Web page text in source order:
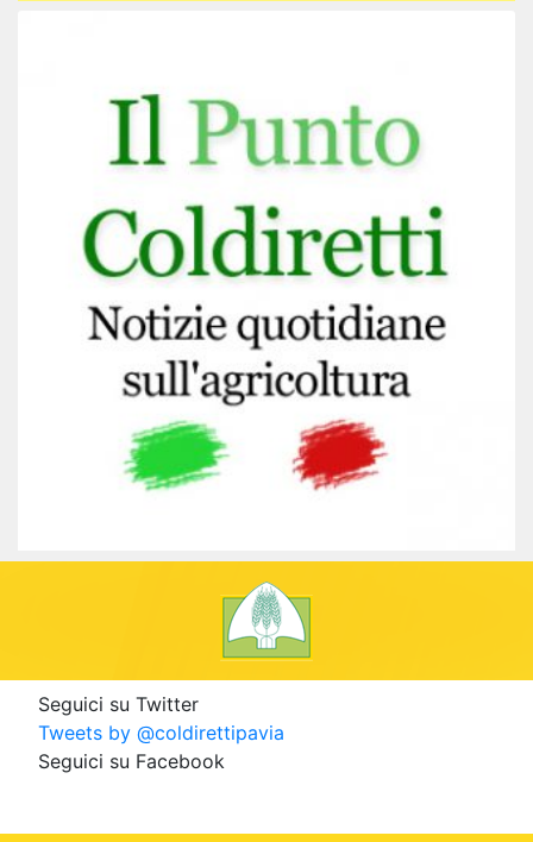
Seguici su Twitter
Tweets by @coldirettipavia
Seguici su Facebook